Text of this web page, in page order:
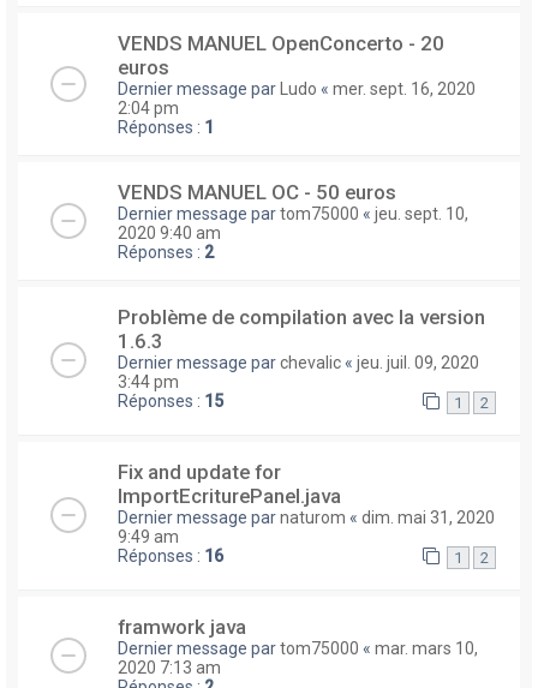
VENDS MANUEL OpenConcerto - 20
euros
Dernier message parLudo « mer. sept. 16, 2020
2:04 pm
Réponses : 1
VENDS MANUEL OC - 50 euros
Dernier message partom75000 « jeu. sept. 10,
2020 9:40 am
Réponses : 2
Problème de compilation avec la version
1.6.3
Dernier message parchevalic « jeu. juil. 09, 2020
3:44 pm
Réponses : 15 1 2
Fix and update for
ImportEcriturePanel.java
Dernier message parnaturom « dim. mai 31, 2020
9:49 am
Réponses : 16 1 2
framwork java
Dernier message partom75000 « mar. mars 10,
2020 7:13 am